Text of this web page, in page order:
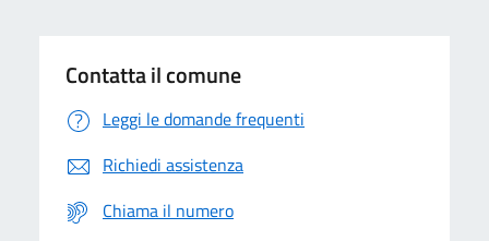
Contatta il comune
Leggi le domande frequenti
Richiedi assistenza
Chiama il numero